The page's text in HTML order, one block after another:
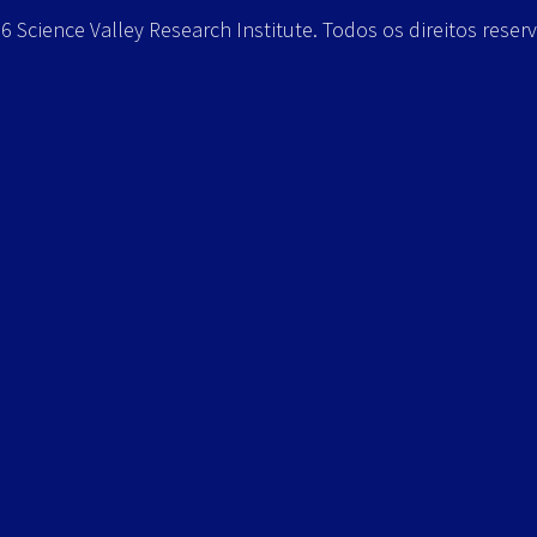
Science Valley Research Institute. Todos os direitos